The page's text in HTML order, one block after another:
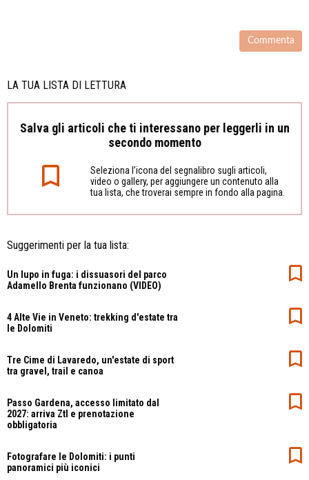
LA TUA LISTA DI LETTURA
Salva gli articoli che ti interessano per leggerli in un
secondo momento
Seleziona l’icona del segnalibro sugli articoli,
video o gallery, per aggiungere un contenuto alla
tua lista, che troverai sempre in fondo alla pagina.
Suggerimenti per la tua lista:
Un lupo in fuga: i dissuasori del parco
Adamello Brenta funzionano (VIDEO)
4 Alte Vie in Veneto: trekking d'estate tra
le Dolomiti
Tre Cime di Lavaredo, un'estate di sport
tra gravel, trail e canoa
Passo Gardena, accesso limitato dal
2027: arriva Ztl e prenotazione
obbligatoria
Fotografare le Dolomiti: i punti
panoramici più iconici